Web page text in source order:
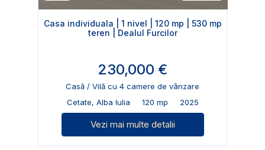
Casa individuala | 1 nivel | 120 mp | 530 mp
teren | Dealul Furcilor
230,000 €
Casă / Vilă cu 4 camere de vânzare
Cetate, Alba Iulia
120 mp 2025
Vezi mai multe detalii